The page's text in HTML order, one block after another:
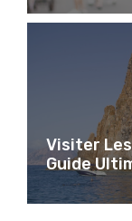
Visiter Les
Guide